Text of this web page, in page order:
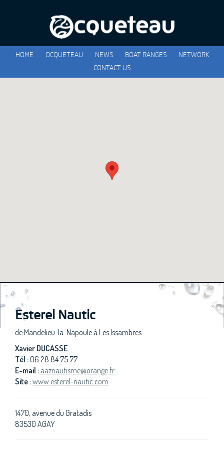
HOME OCQUETEAU NEWS BOAT RANGES
NETWORK
CONTACT US
Esterel Nautic
de Mandelieu-la-Napoule à Les Issambres
Xavier DUCASSE
Tél :06 28 84 75 77
E-mail : aaznautisme@orange.fr
Site :www.esterel-nautic.com
1470, avenue du Gratadis
83530 AGAY